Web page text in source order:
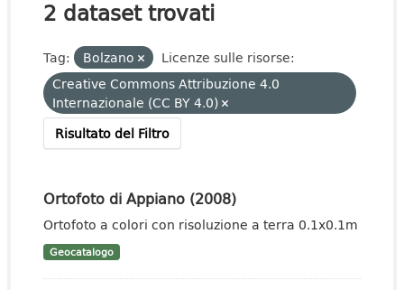
2 dataset trovati
Tag: Bolzano
Licenze sulle risorse:
Creative Commons Attribuzione 4.0
Internazionale (CC BY 4.0)
Risultato del Filtro
Ortofoto di Appiano (2008)
Ortofoto a colori con risoluzione a terra 0.1x0.1m
Geocatalogo